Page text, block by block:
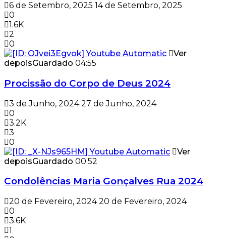
6 de Setembro, 2025 14 de Setembro, 2025
0
1.6K
2
0
Ver
depoisGuardado 04:55
Procissão do Corpo de Deus 2024
3 de Junho, 2024 27 de Junho, 2024
0
3.2K
3
0
Ver
depoisGuardado 00:52
Condolências Maria Gonçalves Rua 2024
20 de Fevereiro, 2024 20 de Fevereiro, 2024
0
3.6K
1